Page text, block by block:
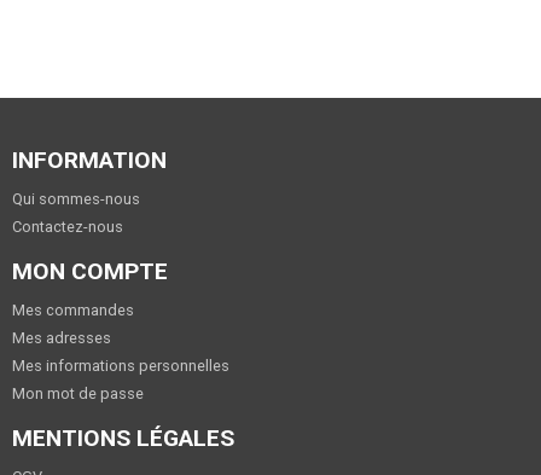
INFORMATION
Qui sommes-nous
Contactez-nous
MON COMPTE
Mes commandes
Mes adresses
Mes informations personnelles
Mon mot de passe
MENTIONS LÉGALES